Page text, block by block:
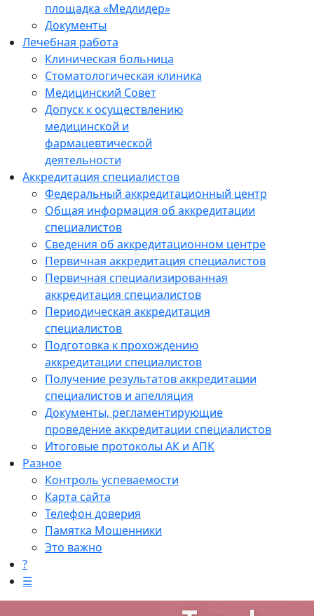
площадка «Медлидер»
Документы
Лечебная работа
Клиническая больница
Стоматологическая клиника
Медицинский Совет
Допуск к осуществлению
медицинской и
фармацевтической
деятельности
Аккредитация специалистов
Федеральный аккредитационный центр
Общая информация об аккредитации
специалистов
Сведения об аккредитационном центре
Первичная аккредитация специалистов
Первичная специализированная
аккредитация специалистов
Периодическая аккредитация
специалистов
Подготовка к прохождению
аккредитации специалистов
Получение результатов аккредитации
специалистов и апелляция
Документы, регламентирующие
проведение аккредитации специалистов
Итоговые протоколы АК и АПК
Разное
Контроль успеваемости
Карта сайта
Телефон доверия
Памятка Мошенники
Это важно
?
☰